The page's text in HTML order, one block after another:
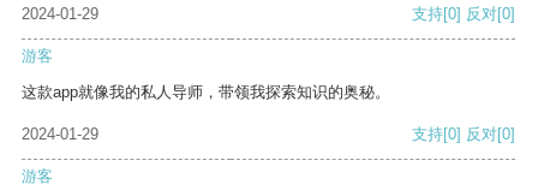
2024-01-29
支持[0] 反对[0]
游客
这款app就像我的私人导师，带领我探索知识的奥秘。
2024-01-29 支持[0] 反对[0]
游客